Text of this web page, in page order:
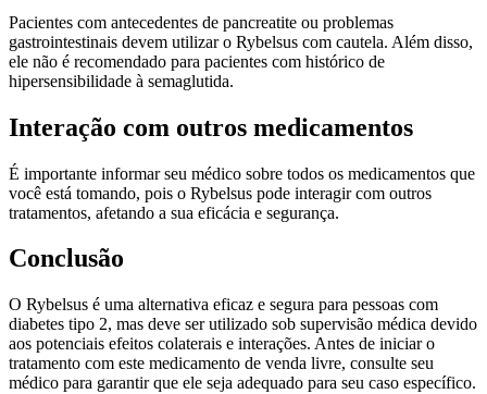
Pacientes com antecedentes de pancreatite ou problemas
gastrointestinais devem utilizar o Rybelsus com cautela. Além disso,
ele não é recomendado para pacientes com histórico de
hipersensibilidade à semaglutida.
Interação com outros medicamentos
É importante informar seu médico sobre todos os medicamentos que
você está tomando, pois o Rybelsus pode interagir com outros
tratamentos, afetando a sua eficácia e segurança.
Conclusão
O Rybelsus é uma alternativa eficaz e segura para pessoas com
diabetes tipo 2, mas deve ser utilizado sob supervisão médica devido
aos potenciais efeitos colaterais e interações. Antes de iniciar o
tratamento com este medicamento de venda livre, consulte seu
médico para garantir que ele seja adequado para seu caso específico.